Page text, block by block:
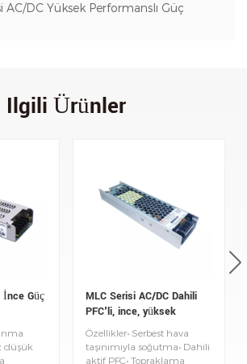
AC/DC Yüksek Performanslı Güç
Ilgili Ürünler
İnce Güç
düşük
MLC Serisi AC/DC Dahili
PFC'li, ince, yüksek
korumalı güç kaynağı
Özellikler• Serbest hava
taşınımıyla soğutma• Dahili
aktif PFC• Topraklama